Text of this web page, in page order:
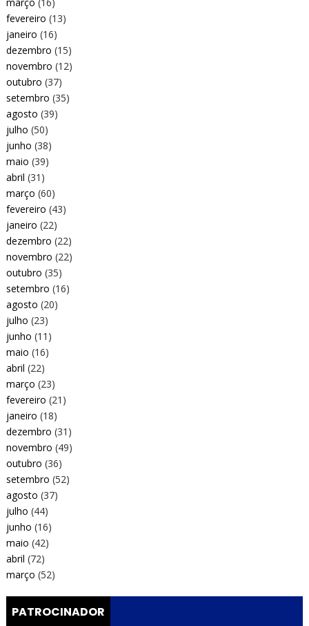
fevereiro (13)
janeiro (16)
dezembro (15)
novembro (12)
outubro (37)
setembro (35)
agosto (39)
julho (50)
junho (38)
maio (39)
abril (31)
março (60)
fevereiro (43)
janeiro (22)
dezembro (22)
novembro (22)
outubro (35)
setembro (16)
agosto (20)
julho (23)
junho (11)
maio (16)
abril (22)
março (23)
fevereiro (21)
janeiro (18)
dezembro (31)
novembro (49)
outubro (36)
setembro (52)
agosto (37)
julho (44)
junho (16)
maio (42)
abril (72)
março (52)
PATROCINADOR